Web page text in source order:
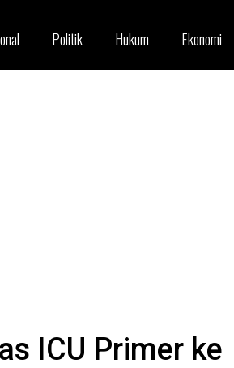
Politik Hukum Ekonomi
ICU Primer ke